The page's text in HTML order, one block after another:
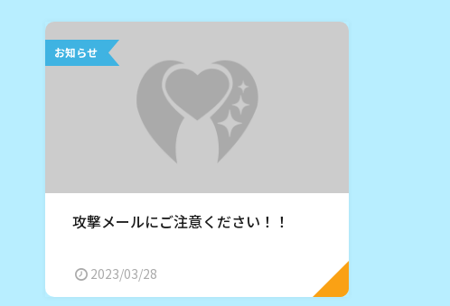
お知らせ
攻撃メールにご注意ください！！
2023/03/28